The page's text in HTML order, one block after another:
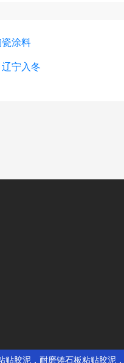
涂料
宁入冬
贴胶泥 ， 耐磨铸石板粘贴胶泥 ，